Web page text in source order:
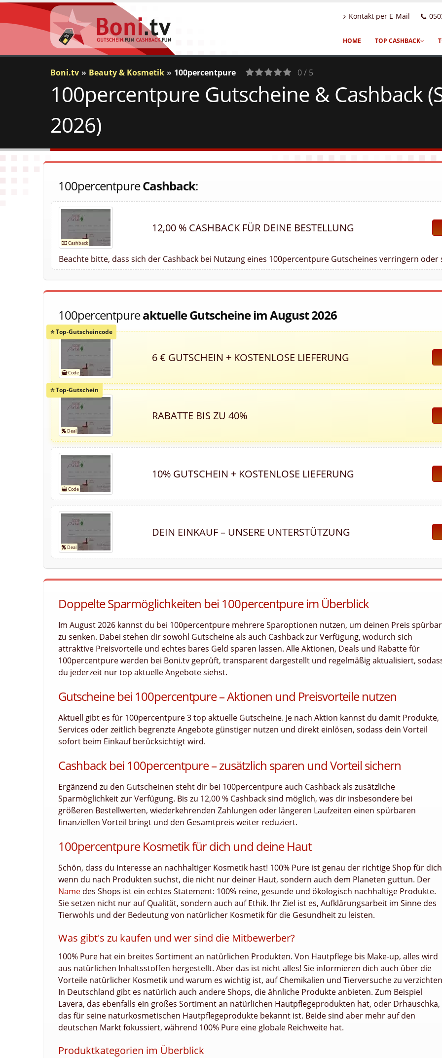
Kontakt per E-Mail
HOME TOP CASHBACK
Boni.tv Beauty & Kosmetik 100percentpure
Votes
0 / 5
100percentpure Gutscheine & Cashback
2026)
100percentpureCashback:
12,00 % CASHBACK FÜR DEINE BESTELLUNG
Beachte bitte, dass sich der Cashback bei Nutzung eines 100percentpure Gutscheines verringern
100percentpureaktuelle Gutscheine im August 2026
6 € GUTSCHEIN + KOSTENLOSE LIEFERUNG
RABATTE BIS ZU 40%
10% GUTSCHEIN + KOSTENLOSE LIEFERUNG
DEIN EINKAUF – UNSERE UNTERSTÜTZUNG
Doppelte Sparmöglichkeiten bei 100percentpure im Überblick
Im August 2026 kannst du bei 100percentpure mehrere Sparoptionen nutzen, um deinen Preis spürbar
zu senken. Dabei stehen dir sowohl Gutscheine als auch Cashback zur Verfügung, wodurch sich
attraktive Preisvorteile und echtes bares Geld sparen lassen. Alle Aktionen, Deals und Rabatte für
100percentpure werden bei Boni.tv geprüft, transparent dargestellt und regelmäßig aktualisiert,
du jederzeit nur top aktuelle Angebote siehst.
Gutscheine bei 100percentpure – Aktionen und Preisvorteile nutzen
Aktuell gibt es für 100percentpure 3 top aktuelle Gutscheine. Je nach Aktion kannst du damit Produkte,
Services oder zeitlich begrenzte Angebote günstiger nutzen und direkt einlösen, sodass dein Vorteil
sofort beim Einkauf berücksichtigt wird.
Cashback bei 100percentpure – zusätzlich sparen und Vorteil sichern
Ergänzend zu den Gutscheinen steht dir bei 100percentpure auch Cashback als zusätzliche
Sparmöglichkeit zur Verfügung. Bis zu 12,00 % Cashback sind möglich, was dir insbesondere bei
größeren Bestellwerten, wiederkehrenden Zahlungen oder längeren Laufzeiten einen spürbaren
finanziellen Vorteil bringt und den Gesamtpreis weiter reduziert.
100percentpure Kosmetik für dich und deine Haut
Schön, dass du Interesse an nachhaltiger Kosmetik hast! 100% Pure ist genau der richtige Shop für
wenn du nach Produkten suchst, die nicht nur deiner Haut, sondern auch dem Planeten guttun. Der
Name des Shops ist ein echtes Statement: 100% reine, gesunde und ökologisch nachhaltige Produkte.
Sie setzen nicht nur auf Qualität, sondern auch auf Ethik. Ihr Ziel ist es, Aufklärungsarbeit im Sinne des
Tierwohls und der Bedeutung von natürlicher Kosmetik für die Gesundheit zu leisten.
Was gibt's zu kaufen und wer sind die Mitbewerber?
100% Pure hat ein breites Sortiment an natürlichen Produkten. Von Hautpflege bis Make-up, alles wird
aus natürlichen Inhaltsstoffen hergestellt. Aber das ist nicht alles! Sie informieren dich auch über die
Vorteile natürlicher Kosmetik und warum es wichtig ist, auf Chemikalien und Tierversuche zu
In Deutschland gibt es natürlich auch andere Shops, die ähnliche Produkte anbieten. Zum Beispiel
Lavera, das ebenfalls ein großes Sortiment an natürlichen Hautpflegeprodukten hat, oder Drhauschka,
das für seine naturkosmetischen Hautpflegeprodukte bekannt ist. Beide sind aber mehr auf den
deutschen Markt fokussiert, während 100% Pure eine globale Reichweite hat.
Produktkategorien im Überblick